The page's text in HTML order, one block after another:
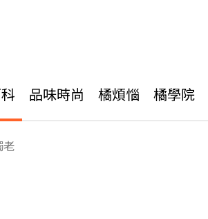
品味時尚 橘煩惱 橘學院
老